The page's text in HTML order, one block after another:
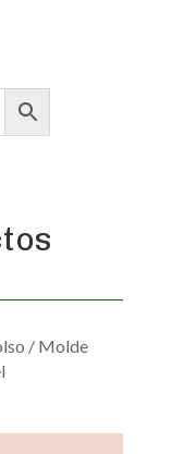
/ Molde